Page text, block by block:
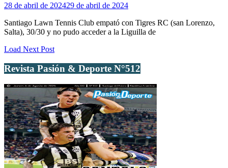
28 de abril de 202429 de abril de 2024
Santiago Lawn Tennis Club empató con Tigres RC (san Lorenzo,
Salta), 30/30 y no pudo acceder a la Liguilla de
Load Next Post
Revista Pasión & Deporte N°512